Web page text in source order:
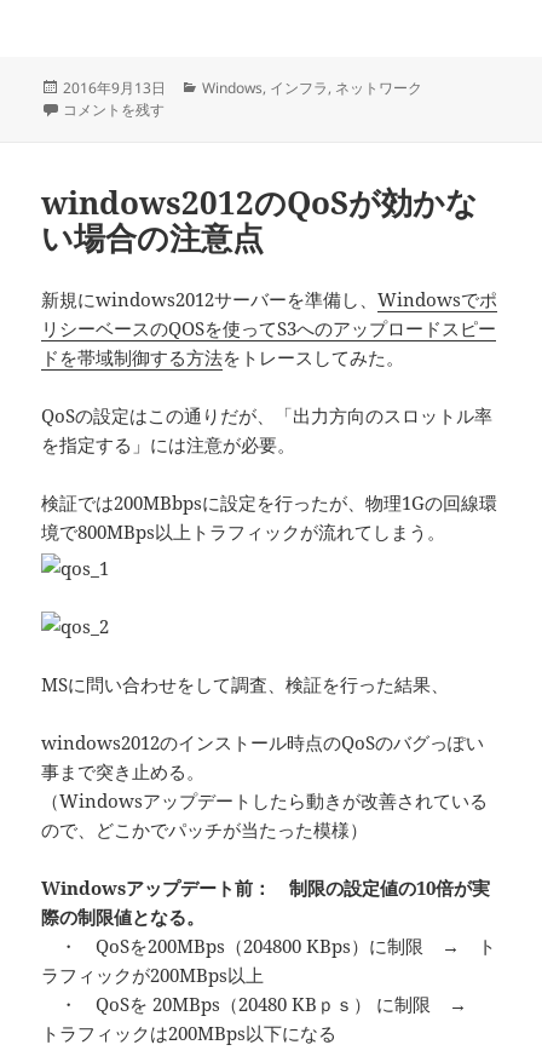
投
稿
2016年9月13日
カ
Windows, インフラ, ネットワーク
パフォーマンスカウンタのネットワークのスケール に
コメントを残す
windows2012のQoSが効かな
い場合の注意点
新規にwindows2012サーバーを準備し、Windowsでポ
リシーベースのQOSを使ってS3へのアップロードスピー
ドを帯域制御する方法をトレースしてみた。
QoSの設定はこの通りだが、「出力方向のスロットル率
を指定する」には注意が必要。
検証では200MBbpsに設定を行ったが、物理1Gの回線環
境で800MBps以上トラフィックが流れてしまう。
MSに問い合わせをして調査、検証を行った結果、
windows2012のインストール時点のQoSのバグっぽい
事まで突き止める。
（Windowsアップデートしたら動きが改善されている
ので、どこかでパッチが当たった模様）
Windowsアップデート前： 制限の設定値の10倍が実
際の制限値となる。
・ QoSを200MBps（204800 KBps）に制限 → ト
ラフィックが200MBps以上
・ QoSを 20MBps（20480 KBｐｓ） に制限 →
トラフィックは200MBps以下になる